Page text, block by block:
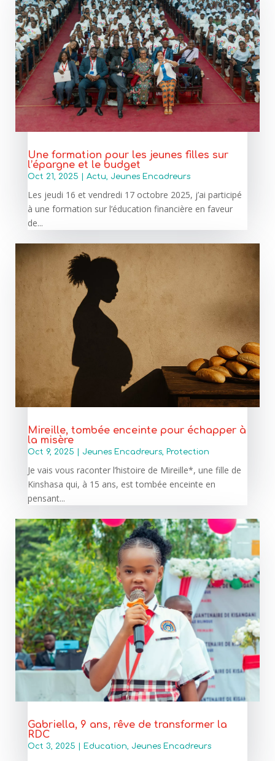
Une formation pour les jeunes filles sur
l’épargne et le budget
Oct 21, 2025 Actu, Jeunes Encadreurs
Les jeudi 16 et vendredi 17 octobre 2025, j’ai participé
à une formation sur l’éducation financière en faveur
de...
Mireille, tombée enceinte pour échapper à
la misère
Oct 9, 2025 | Jeunes Encadreurs, Protection
Je vais vous raconter l’histoire de Mireille*, une fille de
Kinshasa qui, à 15 ans, est tombée enceinte en
pensant...
Gabriella, 9 ans, rêve de transformer la
RDC
Oct 3, 2025 Education, Jeunes Encadreurs